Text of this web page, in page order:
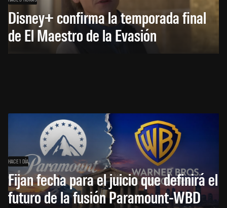
Disney+ confirma la temporada final
de El Maestro de la Evasión
HACE 1 DÍA
Fijan fecha para el juicio que definirá el
futuro de la fusión Paramount-WBD